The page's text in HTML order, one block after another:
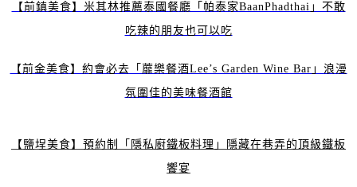
【前鎮美食】米其林推薦泰國餐廳「帕泰家BaanPhadthai」不敢
吃辣的朋友也可以吃
【前金美食】約會必去「蘼樂餐酒Lee’s Garden Wine Bar」浪漫
氛圍佳的美味餐酒館
【鹽埕美食】預約制「隱私廚鐵板料理」隱藏在巷弄的頂級鐵板
饗宴